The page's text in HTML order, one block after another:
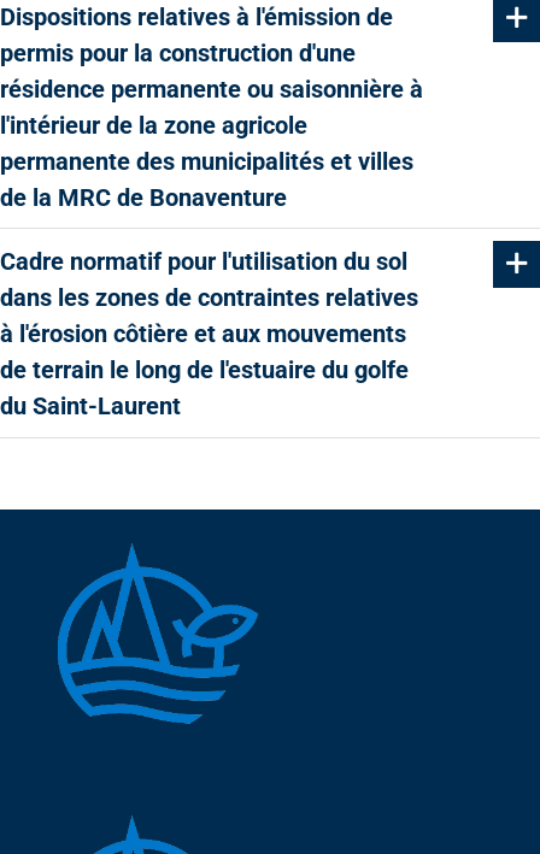
Dispositions relatives à l'émission de
permis pour la construction d'une
résidence permanente ou saisonnière à
l'intérieur de la zone agricole
permanente des municipalités et villes
de la MRC de Bonaventure
Cadre normatif pour l'utilisation du sol
dans les zones de contraintes relatives
à l'érosion côtière et aux mouvements
de terrain le long de l'estuaire du golfe
du Saint-Laurent